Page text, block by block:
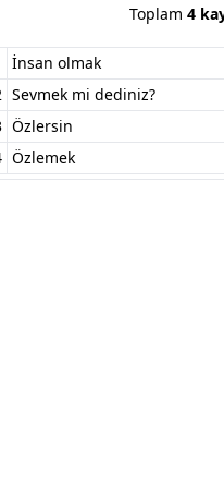
Toplam 4
İnsan olmak
Sevmek mi dediniz?
Özlersin
Özlemek